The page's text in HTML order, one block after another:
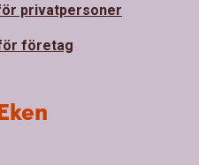
privatpersoner
företag